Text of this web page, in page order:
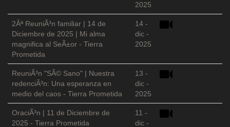
2025
2Âª ReuniÃ³n familiar | 14 de
Diciembre de 2025 | Mi alma
magnifica al SeÃ±or - Tierra
Prometida
14 -
dic -
2025
ReuniÃ³n "SÃ© Sano" | Nuestra
redenciÃ³n: Una esperanza en
medio del caos - Tierra Prometida
13 -
dic -
2025
OraciÃ³n | 11 de Diciembre de
2025 - Tierra Prometida
11 -
dic -